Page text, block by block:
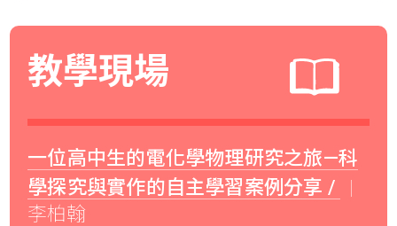
教學現場
一位高中生的電化學物理研究之旅—科
學探究與實作的自主學習案例分享 /
|
李柏翰